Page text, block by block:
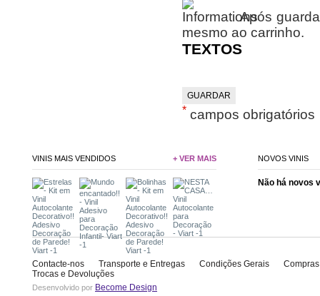
Após
mesmo ao carrinho.
TEXTOS
* campos obrigatórios
VINIS MAIS VENDIDOS + VER MAIS NOVOS VINIS
Não há novos
Contacte-nos Transporte e Entregas Condições Gerais
Trocas e Devoluções
Desenvolvido por Become Design